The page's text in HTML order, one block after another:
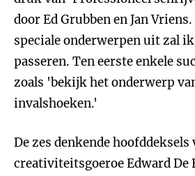
door Ed Grubben en Jan
speciale onderwerpen uit zal
passeren. Ten eerste enkele
zoals 'bekijk het onderwerp
invalshoeken.'
De zes denkende hoofddeksels
creativiteitsgoeroe Edward De